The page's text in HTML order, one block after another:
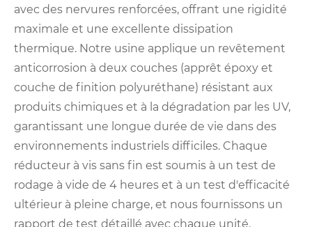
avec des nervures renforcées, offrant une rigidité
maximale et une excellente dissipation
thermique. Notre usine applique un revêtement
anticorrosion à deux couches (apprêt époxy et
couche de finition polyuréthane) résistant aux
produits chimiques et à la dégradation par les UV,
garantissant une longue durée de vie dans des
environnements industriels difficiles. Chaque
réducteur à vis sans fin est soumis à un test de
rodage à vide de 4 heures et à un test d'efficacité
ultérieur à pleine charge, et nous fournissons un
rapport de test détaillé avec chaque unité.